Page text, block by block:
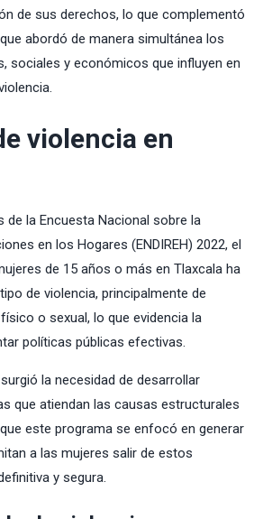
de sus derechos, lo que complementó
abordó de manera simultánea los
sociales y económicos que influyen en
violencia en
de la Encuesta Nacional sobre la
en los Hogares (ENDIREH) 2022, el
de 15 años o más en Tlaxcala ha
de violencia, principalmente de
o sexual, lo que evidencia la
políticas públicas efectivas.
la necesidad de desarrollar
que atiendan las causas estructurales
este programa se enfocó en generar
a las mujeres salir de estos
y segura.